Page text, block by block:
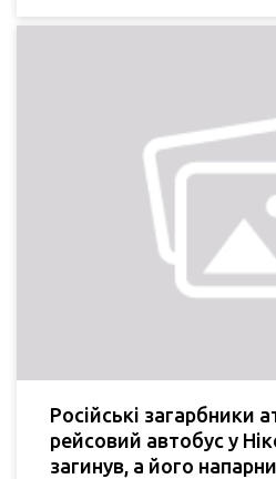
Російські загарбники
рейсовий автобус у
загинув, а його